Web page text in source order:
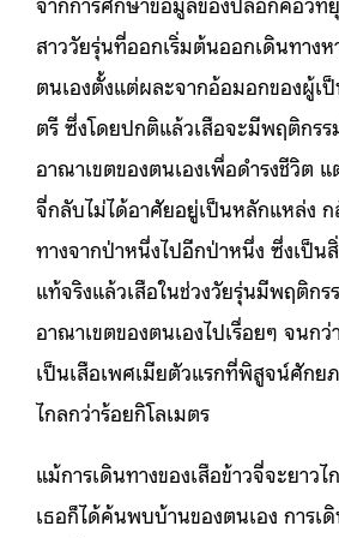
สาววัยรุ่นที่ออกเริ่มต้นออกเดินทางห
ตนเองตั้งแต่ผละจากอ้อมอกของผู้เ
ตรี ซึ่งโดยปกติแล้วเสือจะมีพฤติกรร
อาณาเขตของตนเองเพื่อดำรงชีวิต
จี่กลับไม่ได้อาศัยอยู่เป็นหลักแหล่ง
ทางจากป่าหนึ่งไปอีกป่าหนึ่ง ซึ่งเป็
แท้จริงแล้วเสือในช่วงวัยรุ่นมีพฤติกร
อาณาเขตของตนเองไปเรื่อยๆ จนก
เป็นเสือเพศเมียตัวแรกที่พิสูจน์ศักย
ไกลกว่าร้อยกิโลเมตร
แม้การเดินทางของเสือข้าวจี่จะยาว
เธอก็ได้ค้นพบบ้านของตนเอง การเ